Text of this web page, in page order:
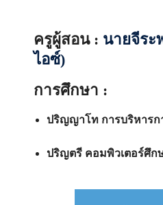
ครูผู้สอน : นายจีร
ไอซ์)
การศึกษา :
ปริญญาโท การบริหารก
ปริญตรี คอมพิวเตอร์ศึก